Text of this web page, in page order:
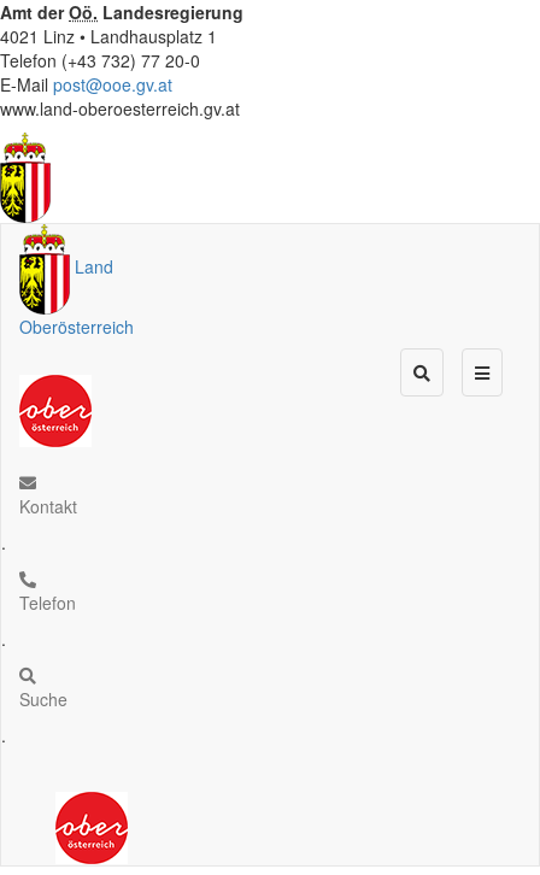
Amt derOö. Landesregierung
4021 Linz • Landhausplatz 1
Telefon (+43 732) 77 20-0
E-Mail post@ooe.gv.at
www.land-oberoesterreich.gv.at
Land
Oberösterreich
Kontakt
.
Telefon
.
Suche
.